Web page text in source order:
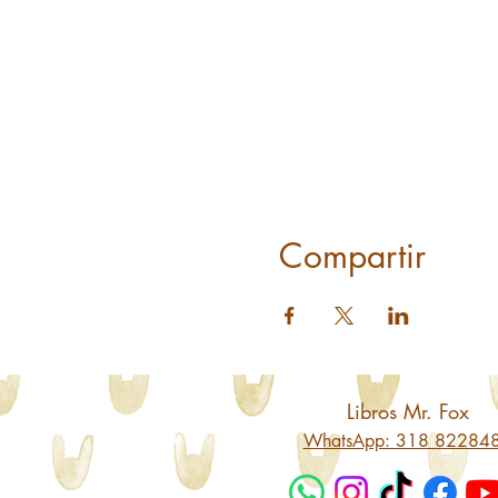
Compartir
Libros Mr. Fox
WhatsApp: 318